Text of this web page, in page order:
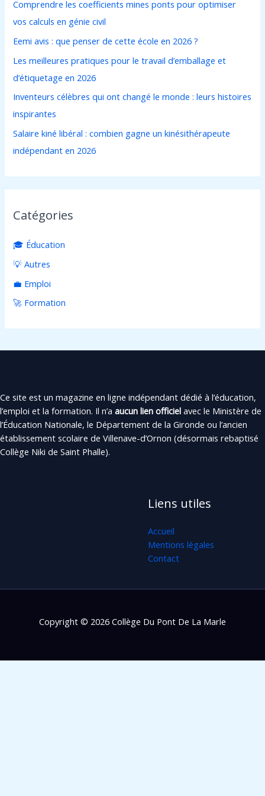
c
h
e
r
:
Comprendre les coefficients mines ponts pour optimiser
vos calculs en génie civil
Eemi avis : que penser de cette école en 2026 ?
Les meilleures pratiques pour le travail d’emballage et
d’étiquetage en 2026
Inventeurs célèbres qui ont changé le monde : leurs histoires
inspirantes
Salaire kiné libéral : combien gagne un kinésithérapeute
indépendant en 2026
Catégories
🎓 Éducation
💡 Autres
💼 Emploi
🚀 Formation
Ce site est un magazine en ligne indépendant dédié à l’éducation,
l’emploi et la formation. Il n’a aucun lien officiel avec le Ministère de
l’Éducation Nationale, le Département de la Gironde ou l’ancien
établissement scolaire de Villenave-d’Ornon (désormais rebaptisé
Collège Niki de Saint Phalle).
Liens utiles
Accueil
Mentions légales
Contact
Copyright © 2026 Collège Du Pont De La Marle